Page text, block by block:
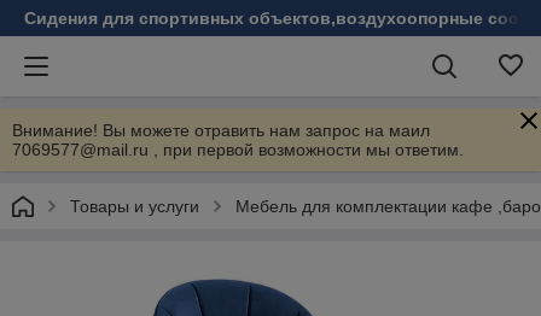
Сидения для спортивных объектов,воздухоопорные
Внимание! Вы можете отравить нам запрос на маил
7069577@mail.ru , при первой возможности мы ответим.
Товары и услуги Мебель для комплектации кафе